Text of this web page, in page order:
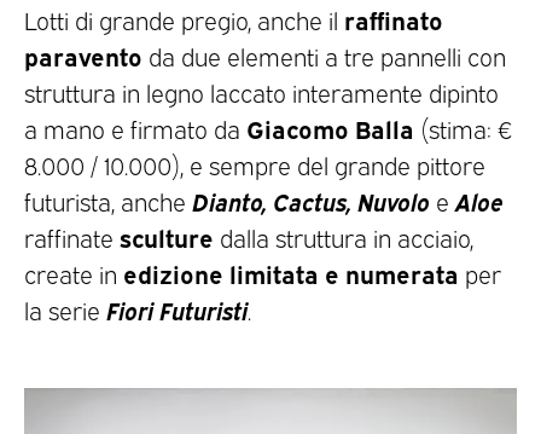
Lotti di grande pregio, anche il raffinato
paravento da due elementi a tre pannelli con
struttura in legno laccato interamente dipinto
a mano e firmato da Giacomo Balla (stima: €
8.000 / 10.000), e sempre del grande pittore
futurista, anche Dianto, Cactus, Nuvolo e Aloe
raffinate sculture dalla struttura in acciaio,
create in edizione limitata e numerata per
la serie Fiori Futuristi.